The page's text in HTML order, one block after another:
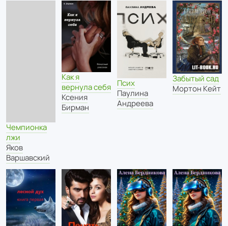
Чемпионка
лжи
Яков
Варшавский
Как я
вернула себя
Ксения
Бирман
Псих
Паулина
Андреева
Забытый сад
Мортон Кейт